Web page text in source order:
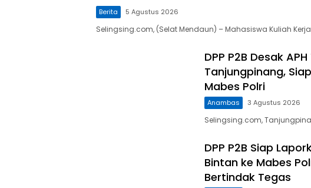
Berita 5 Agustus 2026
Selingsing.com, (Selat Mendaun) – Mahasiswa Kuliah
DPP P2B Desak
Tanjungpinang,
Mabes Polri
Anambas 3 Agustus 2026
Selingsing.com,
DPP P2B Siap
Bintan ke Mabes
Bertindak Tegas